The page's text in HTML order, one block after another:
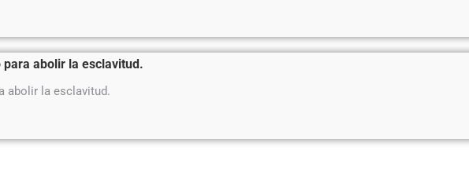
para abolir la esclavitud.
abolir la esclavitud.